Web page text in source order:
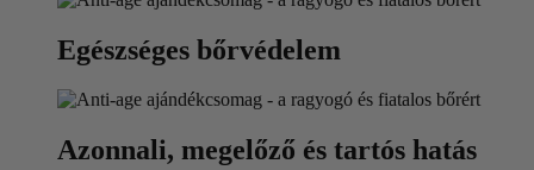
Egészséges bőrvédelem
Azonnali, megelőző és tartós hatás